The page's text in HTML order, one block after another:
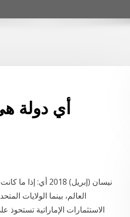
أي دولة
الاستثمارات الإماراتية تستحوذ